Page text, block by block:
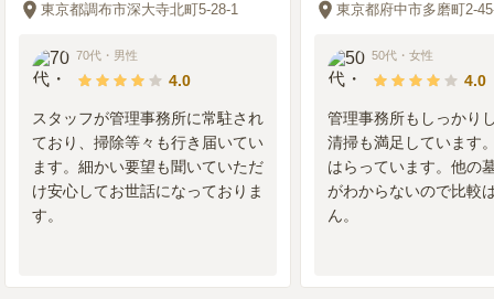
東京都調布市深大寺北町5-28-1
70代 ・ 男性
4.0
スタッフが管理事務所に常駐され
ており、掃除等々も行き届いてい
ます。細かい要望も聞いていただ
け安心してお世話になっておりま
す。
東京都府中市多磨町2-
50代 ・ 女性
4.0
管理事務所もしっかり
清掃も満足しています
はらっています。他の
がわからないので比較
ん。